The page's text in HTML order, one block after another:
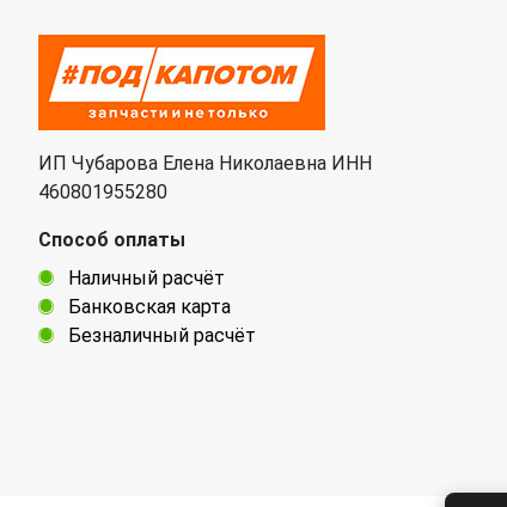
ИП Чубарова Елена Николаевна ИНН
460801955280
Способ оплаты
Наличный расчёт
Банковская карта
Безналичный расчёт